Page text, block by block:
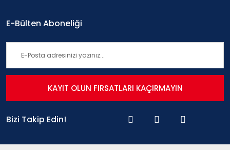
E-Bülten Aboneliği
KAYIT OLUN FIRSATLARI KAÇIRMAYIN
Bizi Takip Edin!